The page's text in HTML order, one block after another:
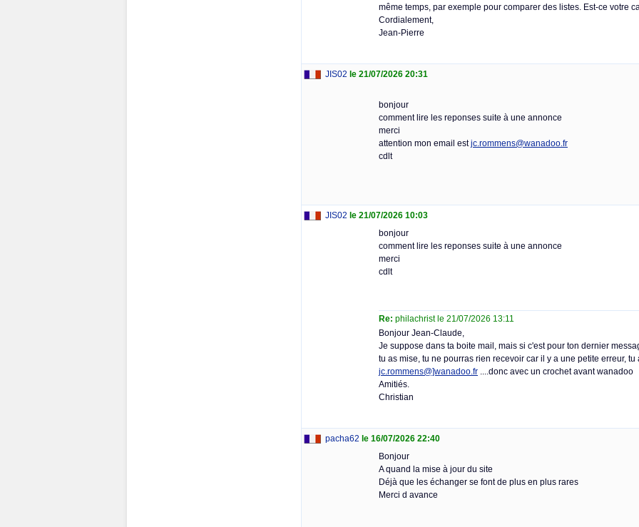
même temps, par exemple pour comparer des listes. Est-ce votre
Cordialement,
Jean-Pierre
JIS02 le 21/07/2026 20:31
bonjour
comment lire les reponses suite à une annonce
merci
attention mon email estjc.rommens@wanadoo.fr
cdlt
JIS02 le 21/07/2026 10:03
bonjour
comment lire les reponses suite à une annonce
merci
cdlt
Re: philachrist le 21/07/2026 13:11
Bonjour Jean-Claude,
Je suppose dans ta boite mail, mais si c'est pour ton dernier
tu as mise, tu ne pourras rien recevoir car il y a une petite erreur, tu
jc.rommens@]wanadoo.fr ....donc avec un crochet avant wanadoo
Amitiés.
Christian
pacha62 le 16/07/2026 22:40
Bonjour
A quand la mise à jour du site
Déjà que les échanger se font de plus en plus rares
Merci d avance